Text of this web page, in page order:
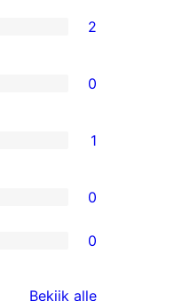
2
0
1
0
0
Bekijk alle